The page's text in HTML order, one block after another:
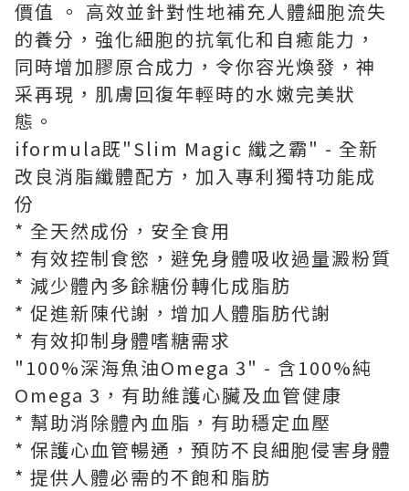
價值 。 高效並針對性地補充人體細胞流失
的養分，強化細胞的抗氧化和自癒能力，
同時增加膠原合成力，令你容光煥發，神
采再現，肌膚回復年輕時的水嫩完美狀
態。
iformula既"Slim Magic 纖之霸" - 全新
改良消脂纖體配方，加入專利獨特功能成
份
* 全天然成份，安全食用
* 有效控制食慾，避免身體吸收過量澱粉質
* 減少體內多餘糖份轉化成脂肪
* 促進新陳代謝，增加人體脂肪代謝
* 有效抑制身體嗜糖需求
"100%深海魚油Omega 3" - 含100%純
Omega 3，有助維護心臟及血管健康
* 幫助消除體內血脂，有助穩定血壓
* 保護心血管暢通，預防不良細胞侵害身體
* 提供人體必需的不飽和脂肪